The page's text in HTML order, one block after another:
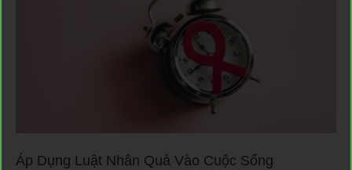
Áp Dụng Luật Nhân Quả Vào Cuộc Sống